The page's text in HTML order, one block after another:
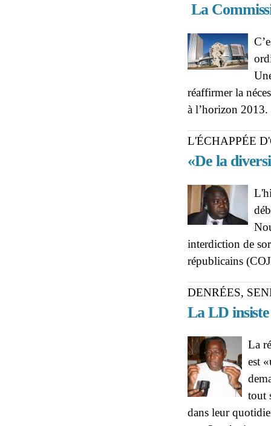
La
réaffirmer la
à l’horizon 2013.
L'ÉCHAPPÉE
«De la
interdiction de
républicains
DENRÉES,
La LD insiste
La
est
tout
dans leur